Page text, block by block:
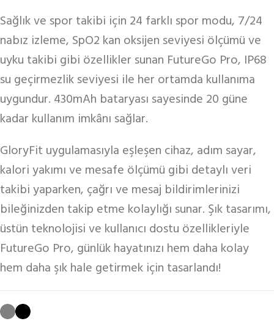
Sağlık ve spor takibi için 24 farklı spor modu, 7/24
nabız izleme, SpO2 kan oksijen seviyesi ölçümü ve
uyku takibi gibi özellikler sunan FutureGo Pro, IP68
su geçirmezlik seviyesi ile her ortamda kullanıma
uygundur. 430mAh bataryası sayesinde 20 güne
kadar kullanım imkânı sağlar.
GloryFit uygulamasıyla eşleşen cihaz, adım sayar,
kalori yakımı ve mesafe ölçümü gibi detaylı veri
takibi yaparken, çağrı ve mesaj bildirimlerinizi
bileğinizden takip etme kolaylığı sunar. Şık tasarımı,
üstün teknolojisi ve kullanıcı dostu özellikleriyle
FutureGo Pro, günlük hayatınızı hem daha kolay
hem daha şık hale getirmek için tasarlandı!